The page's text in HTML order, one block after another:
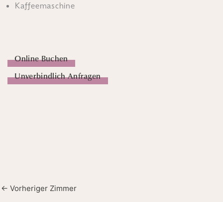
Kaffeemaschine
Online Buchen
Unverbindlich Anfragen
← Vorheriger Zimmer